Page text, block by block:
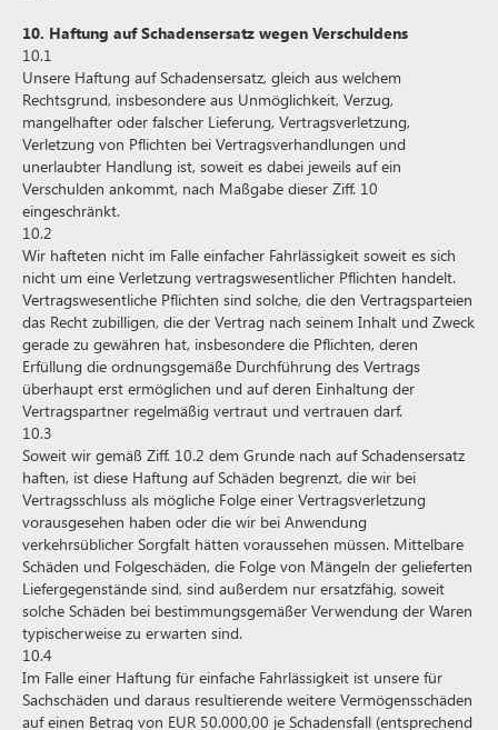
10. Haftung auf Schadensersatz wegen Verschuldens
10.1
Unsere Haftung auf Schadensersatz, gleich aus welchem
Rechtsgrund, insbesondere aus Unmöglichkeit, Verzug,
mangelhafter oder falscher Lieferung, Vertragsverletzung,
Verletzung von Pflichten bei Vertragsverhandlungen und
unerlaubter Handlung ist, soweit es dabei jeweils auf ein
Verschulden ankommt, nach Maßgabe dieser Ziff. 10
eingeschränkt.
10.2
Wir hafteten nicht im Falle einfacher Fahrlässigkeit soweit es sich
nicht um eine Verletzung vertragswesentlicher Pflichten handelt.
Vertragswesentliche Pflichten sind solche, die den Vertragsparteien
das Recht zubilligen, die der Vertrag nach seinem Inhalt und Zweck
gerade zu gewähren hat, insbesondere die Pflichten, deren
Erfüllung die ordnungsgemäße Durchführung des Vertrags
überhaupt erst ermöglichen und auf deren Einhaltung der
Vertragspartner regelmäßig vertraut und vertrauen darf.
10.3
Soweit wir gemäß Ziff. 10.2 dem Grunde nach auf Schadensersatz
haften, ist diese Haftung auf Schäden begrenzt, die wir bei
Vertragsschluss als mögliche Folge einer Vertragsverletzung
vorausgesehen haben oder die wir bei Anwendung
verkehrsüblicher Sorgfalt hätten voraussehen müssen. Mittelbare
Schäden und Folgeschäden, die Folge von Mängeln der gelieferten
Liefergegenstände sind, sind außerdem nur ersatzfähig, soweit
solche Schäden bei bestimmungsgemäßer Verwendung der Waren
typischerweise zu erwarten sind.
10.4
Im Falle einer Haftung für einfache Fahrlässigkeit ist unsere für
Sachschäden und daraus resultierende weitere Vermögensschäden
auf einen Betrag von EUR 50.000,00 je Schadensfall (entsprechend